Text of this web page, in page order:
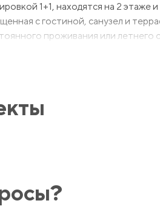
1+1, находятся на 2 этаже
с гостиной, санузел и
проживания или летнего
неоживленную улицу